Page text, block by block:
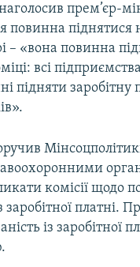
прем’єр-
повинна піднятися
– «вона повинна
всі
підняти
комісії щодо
заробітної платні.
із заробітної